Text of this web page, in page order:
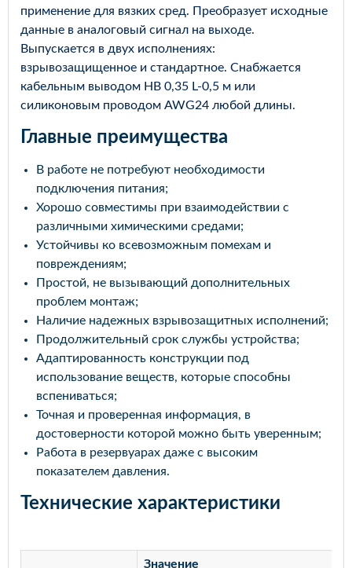
применение для вязких сред. Преобразует исходные
данные в аналоговый сигнал на выходе.
Выпускается в двух исполнениях:
взрывозащищенное и стандартное. Снабжается
кабельным выводом НВ 0,35 L-0,5 м или
силиконовым проводом AWG24 любой длины.
Главные преимущества
В работе не потребуют необходимости
подключения питания;
Хорошо совместимы при взаимодействии с
различными химическими средами;
Устойчивы ко всевозможным помехам и
повреждениям;
Простой, не вызывающий дополнительных
проблем монтаж;
Наличие надежных взрывозащитных исполнений;
Продолжительный срок службы устройства;
Адаптированность конструкции под
использование веществ, которые способны
вспениваться;
Точная и проверенная информация, в
достоверности которой можно быть уверенным;
Работа в резервуарах даже с высоким
показателем давления.
Технические характеристики
Значение